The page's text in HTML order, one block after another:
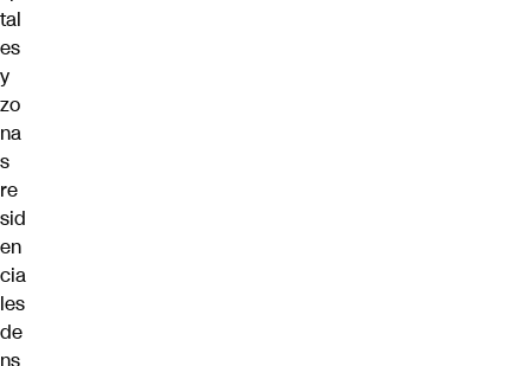
tal
es
y
zo
na
s
re
sid
en
cia
les
de